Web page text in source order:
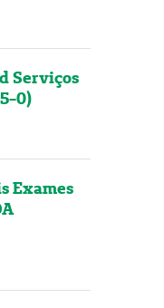
Serviços
0)
Exames